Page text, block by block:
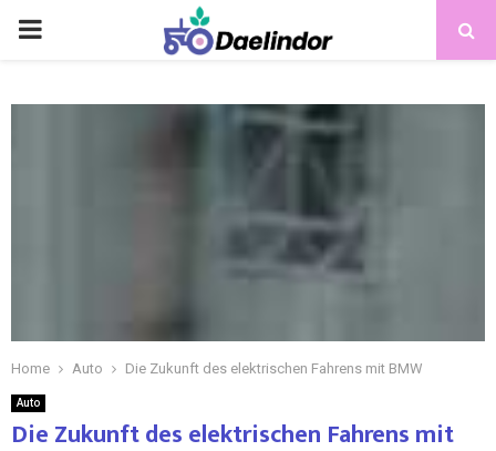
Home Auto Die Zukunft des elektrischen Fahrens mit BMW
Auto
Die Zukunft des elektrischen Fahrens mit